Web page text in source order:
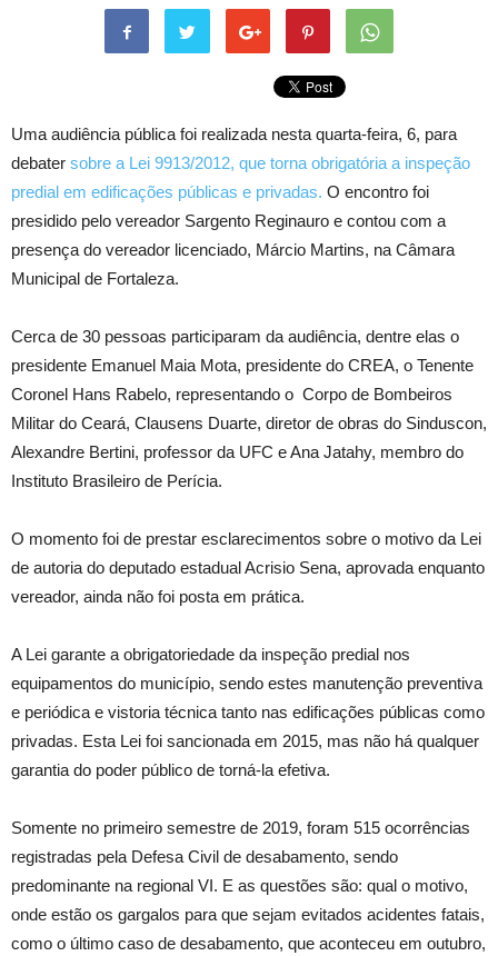
Uma audiência pública foi realizada nesta quarta-feira, 6, para
debater sobre a Lei 9913/2012, que torna obrigatória a inspeção
predial em edificações públicas e privadas. O encontro foi
presidido pelo vereador Sargento Reginauro e contou com a
presença do vereador licenciado, Márcio Martins, na Câmara
Municipal de Fortaleza.
Cerca de 30 pessoas participaram da audiência, dentre elas o
presidente Emanuel Maia Mota, presidente do CREA, o Tenente
Coronel Hans Rabelo, representando o Corpo de Bombeiros
Militar do Ceará, Clausens Duarte, diretor de obras do Sinduscon,
Alexandre Bertini, professor da UFC e Ana Jatahy, membro do
Instituto Brasileiro de Perícia.
O momento foi de prestar esclarecimentos sobre o motivo da Lei
de autoria do deputado estadual Acrisio Sena, aprovada enquanto
vereador, ainda não foi posta em prática.
A Lei garante a obrigatoriedade da inspeção predial nos
equipamentos do município, sendo estes manutenção preventiva
e periódica e vistoria técnica tanto nas edificações públicas como
privadas. Esta Lei foi sancionada em 2015, mas não há qualquer
garantia do poder público de torná-la efetiva.
Somente no primeiro semestre de 2019, foram 515 ocorrências
registradas pela Defesa Civil de desabamento, sendo
predominante na regional VI. E as questões são: qual o motivo,
onde estão os gargalos para que sejam evitados acidentes fatais,
como o último caso de desabamento, que aconteceu em outubro,